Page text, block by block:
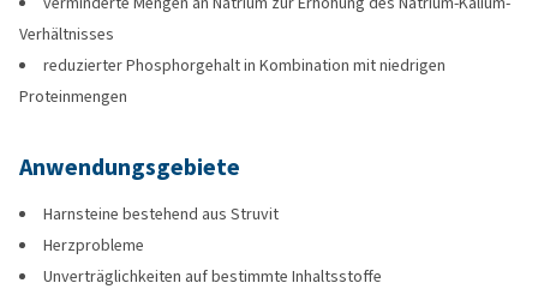
Verhältnisses
reduzierter Phosphorgehalt in Kombination mit niedrigen
Proteinmengen
Anwendungsgebiete
Harnsteine bestehend aus Struvit
Herzprobleme
Unverträglichkeiten auf bestimmte Inhaltsstoffe